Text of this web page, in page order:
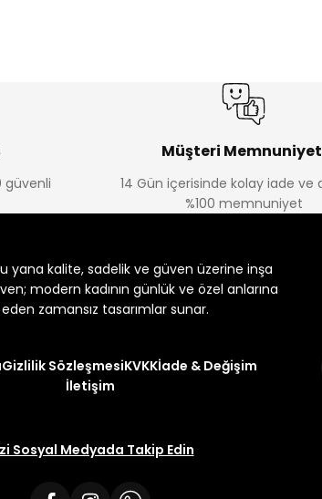
güvenli
Müşteri
14 Gün içerisinde kolay iade ve
%100 memnuniyet
yana kalite, sadelik ve güven üzerine inşa
modern kadının günlük ve özel anlarına
zamansız tasarımlar sunar.
Gizlilik SözleşmesiKVKKİade & Değişim
İletişim
Sosyal Medyada Takip Edin